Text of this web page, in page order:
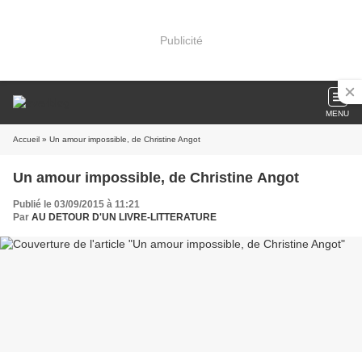
Publicité
MENU
Accueil » Un amour impossible, de Christine Angot
Un amour impossible, de Christine Angot
Publié le 03/09/2015 à 11:21
Par AU DETOUR D'UN LIVRE-LITTERATURE